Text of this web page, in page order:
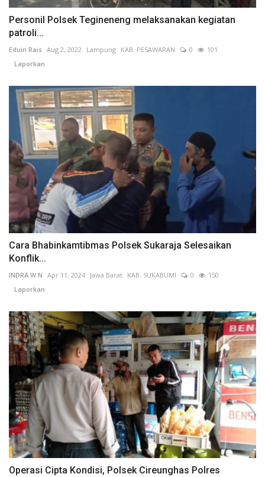
Personil Polsek Tegineneng melaksanakan kegiatan
patroli...
Eduin Rais Aug 2, 2022 Lampung KAB. PESAWARAN 0
101
Laporkan
Cara Bhabinkamtibmas Polsek Sukaraja Selesaikan
Konflik...
INDRA W N Apr 11, 2024 Jawa Barat KAB. SUKABUMI 0
150
Laporkan
Operasi Cipta Kondisi, Polsek Cireunghas Polres